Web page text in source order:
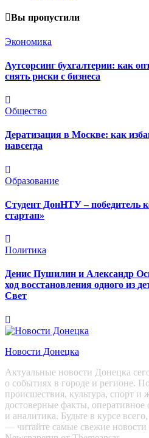
Вы пропустили
Экономика
Аутсорсинг бухгалтерии: как
снять риски с бизнеса
Общество
Дератизация в Москве: как
навсегда
Образование
Студент ДонНТУ – победитель
стартап»
Политика
Денис Пушилин и Александр
ход восстановления одного из
Свет
Новости Донецка
Актуальные новости Донецка
о событиях в городе и регионе.
происшествия, культура, спорт и
достоверные факты,
и аналитика. Будьте в курсе
— читайте самые свежие новости